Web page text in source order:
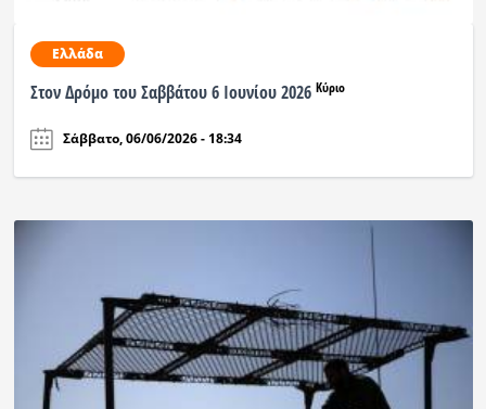
Ελλάδα
Στον Δρόμο του Σαββάτου 6 Ιουνίου 2026 Κύριο
Σάββατο, 06/06/2026 - 18:34